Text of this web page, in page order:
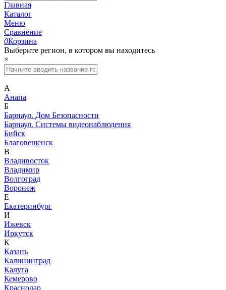
Главная
Каталог
Меню
Сравнение
0Корзина
Выберите регион, в котором вы находитесь
×
А
Анапа
Б
Барнаул. Дом Безопасности
Барнаул. Системы видеонаблюдения
Бийск
Благовещенск
В
Владивосток
Владимир
Волгоград
Воронеж
Е
Екатеринбург
И
Ижевск
Иркутск
К
Казань
Калининград
Калуга
Кемерово
Краснодар